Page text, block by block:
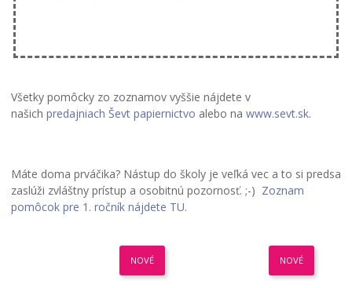
Všetky pomôcky zo zoznamov vyššie nájdete v
našich predajniach Ševt papiernictvo alebo na www.sevt.sk.
Máte doma prváčika? Nástup do školy je veľká vec a to si predsa
zaslúži zvláštny prístup a osobitnú pozornosť. ;-) Zoznam
pomôcok pre 1. ročník nájdete TU.
NOVÉ NOVÉ